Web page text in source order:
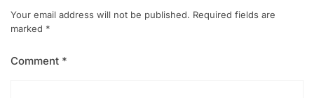
Your email address will not be published. Required fields are
marked *
Comment *